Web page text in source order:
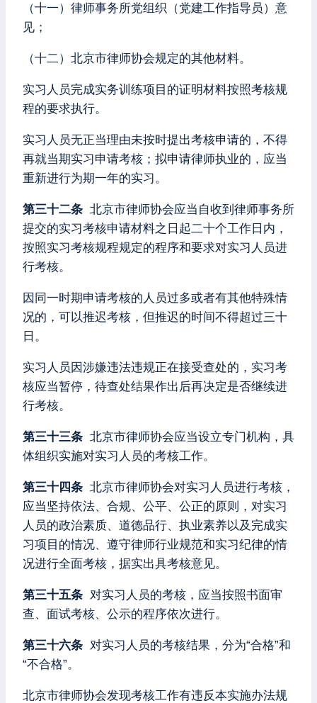
（十一）律师事务所党组织（党建工作指导员）意
见；
（十二）北京市律师协会规定的其他材料。
实习人员完成实务训练项目的证明材料按照考核规
程的要求执行。
实习人员无正当理由未按时提出考核申请的，不得
再就当期实习申请考核；拟申请律师执业的，应当
重新进行为期一年的实习。
第三十二条 北京市律师协会应当自收到律师事务所
提交的实习考核申请材料之日起二十个工作日内，
按照实习考核规程规定的程序和要求对实习人员进
行考核。
因同一时期申请考核的人员过多或者有其他特殊情
况的，可以推迟考核，但推迟的时间不得超过三十
日。
实习人员因涉嫌违法违规正在接受查处的，实习考
核应当暂停，待查处结果作出后再决定是否继续进
行考核。
第三十三条 北京市律师协会应当设立专门机构，具
体组织实施对实习人员的考核工作。
第三十四条 北京市律师协会对实习人员进行考核，
应当坚持依法、合规、公平、公正的原则，对实习
人员的政治素质、道德品行、执业素养以及完成实
习项目的情况、遵守律师行业规范和实习纪律的情
况进行全面考核，据实出具考核意见。
第三十五条 对实习人员的考核，应当按照书面审
查、面试考核、公示的程序依次进行。
第三十六条 对实习人员的考核结果，分为“合格”和
“不合格”。
北京市律师协会发现考核工作有违反本实施办法规